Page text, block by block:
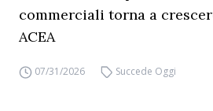
commerciali torna a
ACEA
07/31/2026 Succede Oggi